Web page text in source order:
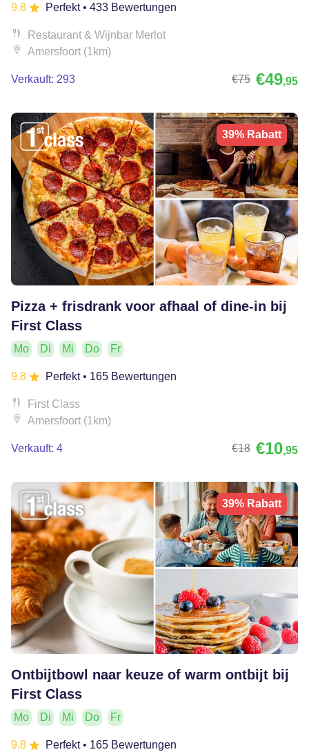
9.8 Perfekt• 433 Bewertungen
Restaurant & Wijnbar Merlot
Amersfoort (1km)
Verkauft: 293 €75 €49,95
39% Rabatt
Pizza + frisdrank voor afhaal of dine-in bij
First Class
Mo Di Mi Do Fr
9.8 Perfekt• 165 Bewertungen
First Class
Amersfoort (1km)
Verkauft: 4 €18 €10,95
39% Rabatt
Ontbijtbowl naar keuze of warm ontbijt bij
First Class
Mo Di Mi Do Fr
9.8 Perfekt• 165 Bewertungen